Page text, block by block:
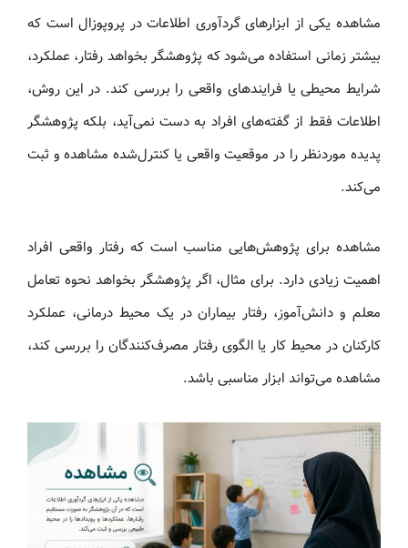
مشاهده یکی از ابزارهای گردآوری اطلاعات در پروپوزال است که
بیشتر زمانی استفاده می‌شود که پژوهشگر بخواهد رفتار، عملکرد،
شرایط محیطی یا فرایندهای واقعی را بررسی کند. در این روش،
اطلاعات فقط از گفته‌های افراد به دست نمی‌آید، بلکه پژوهشگر
پدیده موردنظر را در موقعیت واقعی یا کنترل‌شده مشاهده و ثبت
می‌کند.
مشاهده برای پژوهش‌هایی مناسب است که رفتار واقعی افراد
اهمیت زیادی دارد. برای مثال، اگر پژوهشگر بخواهد نحوه تعامل
معلم و دانش‌آموز، رفتار بیماران در یک محیط درمانی، عملکرد
کارکنان در محیط کار یا الگوی رفتار مصرف‌کنندگان را بررسی کند،
مشاهده می‌تواند ابزار مناسبی باشد.